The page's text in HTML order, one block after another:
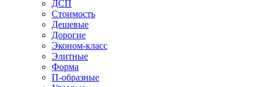
ДСП
Стоимость
Дешевые
Дорогие
Эконом-класс
Элитные
Форма
П-образные